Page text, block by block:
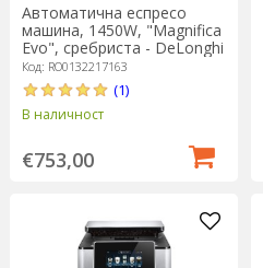
Автоматична еспресо
машина, 1450W, "Magnifica
Evo", сребриста - DeLonghi
Код: RO0132217163
(1)
В наличност
€753,00